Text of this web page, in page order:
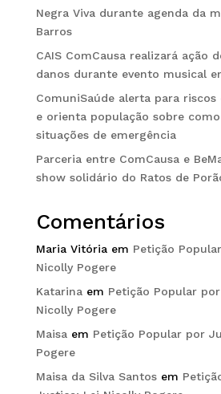
Negra Viva durante agenda da
Barros
CAIS ComCausa realizará ação
danos durante evento musical
ComuniSaúde alerta para
e orienta população sobre
situações de emergência
Parceria entre ComCausa e
show solidário do Ratos de
Comentários
Maria Vitóriaem Petição
Nicolly Pogere
Katarinaem Petição Popular
Nicolly Pogere
Maisaem Petição Popular por
Pogere
Maisa da Silva Santosem